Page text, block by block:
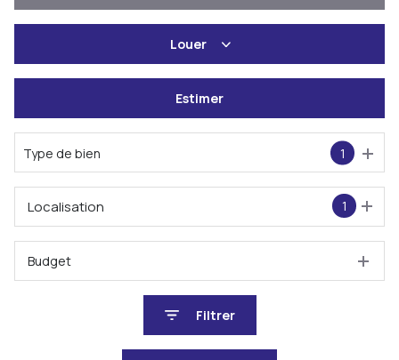
Louer
De l'immo pro
Estimer
Type de bien 1
1
Localisation
Budget
Filtrer